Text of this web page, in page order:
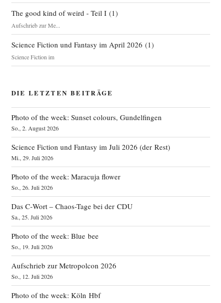
The good kind of weird - Teil I(1)
Aufschrieb zur Me...
Science Fiction und Fantasy im April 2026 (1)
Science Fiction im
DIE LETZTEN BEITRÄGE
Photo of the week: Sunset colours, Gundelfingen
So., 2. August 2026
Science Fiction und Fantasy im Juli 2026 (der Rest)
Mi., 29. Juli 2026
Photo of the week: Maracuja flower
So., 26. Juli 2026
Das C‑Wort – Chaos-Tage bei der CDU
Sa., 25. Juli 2026
Photo of the week: Blue bee
So., 19. Juli 2026
Aufschrieb zur Metropolcon 2026
So., 12. Juli 2026
Photo of the week: Köln Hbf